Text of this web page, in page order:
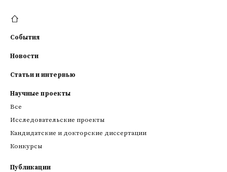
События
Новости
Статьи и интервью
Научные проекты
Все
Исследовательские проекты
Кандидатские и докторские диссертации
Конкурсы
Публикации